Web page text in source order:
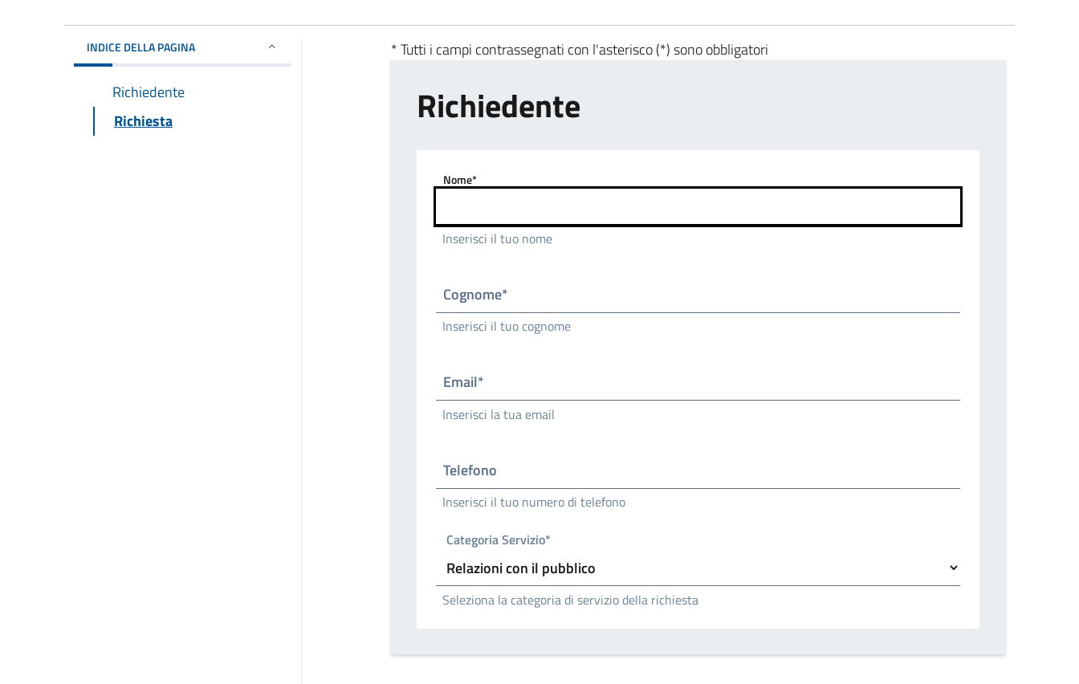
INDICE DELLA PAGINA
Richiedente
Richiesta
* Tutti i campi contrassegnati con l'asterisco (*) sono obbligatori
Richiedente
Nome*
Inserisci il tuo nome
Cognome*
Inserisci il tuo cognome
Email*
Inserisci la tua email
Telefono
Inserisci il tuo numero di telefono
Categoria Servizio*
Seleziona la categoria di servizio della richiesta